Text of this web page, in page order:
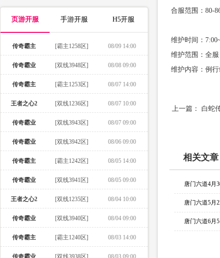
页游开服 手游开服 H5开服
传奇霸主 [霸主1258区] 08/09 14:00
传奇霸业 [双线3948区] 08/08 09:00
传奇霸主 [霸主1253区] 08/07 14:00
王者之心2 [双线1236区] 08/07 10:00
传奇霸业 [双线3943区] 08/07 09:00
传奇霸业 [双线3942区] 08/06 09:00
传奇霸主 [霸主1242区] 08/05 14:00
传奇霸业 [双线3941区] 08/05 09:00
王者之心2 [双线1235区] 08/04 10:00
传奇霸业 [双线3940区] 08/04 09:00
传奇霸主 [霸主1240区] 08/03 14:00
传奇霸业 [双线3938区] 08/03 09:00
合服范围：80-
维护时间：
维护范围：全服
维护内容：例
上一篇： 白蛇
相关文章
唐门六道4月
唐门六道5月
唐门六道6月